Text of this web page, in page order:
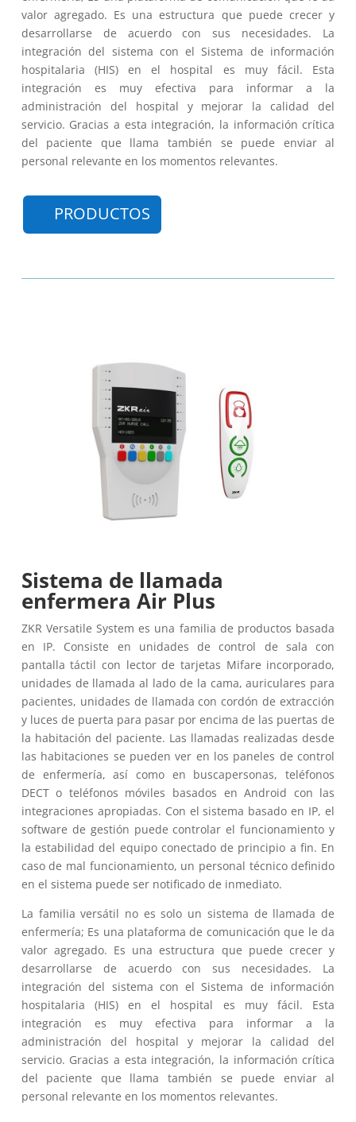
valor agregado. Es una estructura que puede crecer y
desarrollarse de acuerdo con sus necesidades. La
integración del sistema con el Sistema de información
hospitalaria (HIS) en el hospital es muy fácil. Esta
integración es muy efectiva para informar a la
administración del hospital y mejorar la calidad del
servicio. Gracias a esta integración, la información crítica
del paciente que llama también se puede enviar al
personal relevante en los momentos relevantes.
PRODUCTOS
Sistema de llamada
enfermera Air Plus
ZKR Versatile System es una familia de productos basada
en IP. Consiste en unidades de control de sala con
pantalla táctil con lector de tarjetas Mifare incorporado,
unidades de llamada al lado de la cama, auriculares para
pacientes, unidades de llamada con cordón de extracción
y luces de puerta para pasar por encima de las puertas de
la habitación del paciente. Las llamadas realizadas desde
las habitaciones se pueden ver en los paneles de control
de enfermería, así como en buscapersonas, teléfonos
DECT o teléfonos móviles basados ​​en Android con las
integraciones apropiadas. Con el sistema basado en IP, el
software de gestión puede controlar el funcionamiento y
la estabilidad del equipo conectado de principio a fin. En
caso de mal funcionamiento, un personal técnico definido
en el sistema puede ser notificado de inmediato.
La familia versátil no es solo un sistema de llamada de
enfermería; Es una plataforma de comunicación que le da
valor agregado. Es una estructura que puede crecer y
desarrollarse de acuerdo con sus necesidades. La
integración del sistema con el Sistema de información
hospitalaria (HIS) en el hospital es muy fácil. Esta
integración es muy efectiva para informar a la
administración del hospital y mejorar la calidad del
servicio. Gracias a esta integración, la información crítica
del paciente que llama también se puede enviar al
personal relevante en los momentos relevantes.